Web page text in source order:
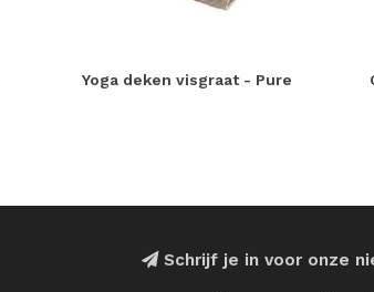
Yoga deken visgraat - Pure
Schrijf je in voor onze